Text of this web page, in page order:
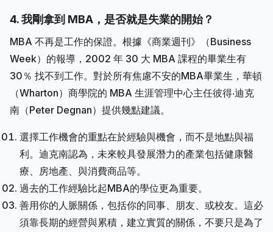
4. 我剛拿到 MBA，是否就是失業的開始？
MBA 不再是工作的保證。根據《商業週刊》（Business
Week）的報導，2002 年 30 大 MBA 課程的畢業生有
30％ 找不到工作。對於所有焦慮不安的MBA畢業生，華頓
（Wharton）商學院的 MBA 生涯管理中心主任彼得‧迪克
南（Peter Degnan）提供幾點建議。
選擇工作機會的重點在於經驗與機會，而不是地點與福
利。迪克南認為，未來較具發展潛力的產業包括健康醫
療、房地產、與消費商品等。
過去的工作經驗比起MBA的學位更為重要。
善用你的人脈關係，包括你的同事、朋友、或校友。這必
須靠長期的經營與累積，建立實質的關係，不要只是為了